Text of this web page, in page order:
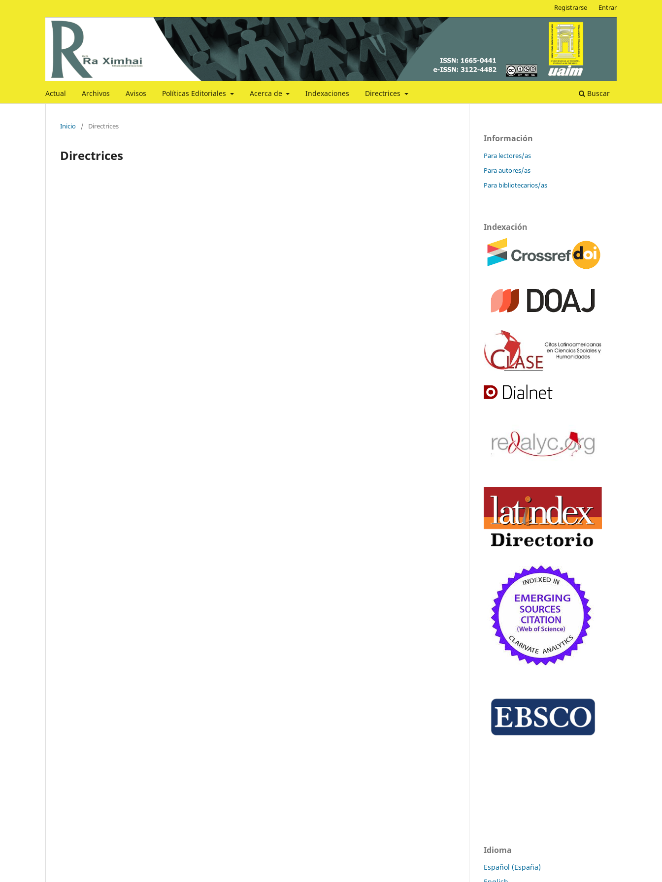
Actual Archivos Avisos Políticas Editoriales Acerca de Indexaciones Directrices Buscar
Registrarse Entrar
Inicio / Directrices
Directrices
Información
Para lectores/as
Para autores/as
Para bibliotecarios/as
Indexación
Idioma
Español (España)